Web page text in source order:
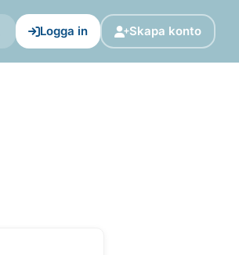
Logga in Skapa konto